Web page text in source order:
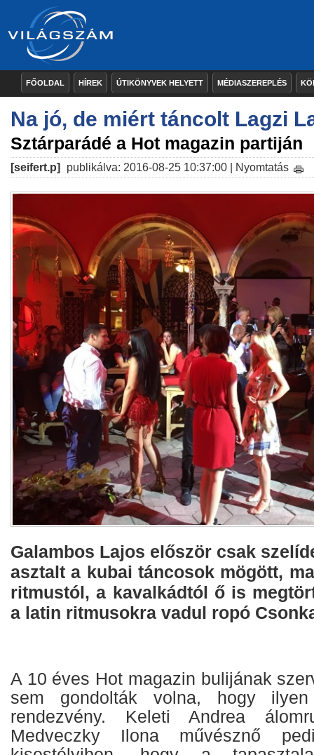
FŐOLDAL HÍREK ÚTIKÖNYVEK HELYETT MÉDIASZEREPLÉS
Na jó, de miért táncolt Lagzi
Sztárparádé a Hot magazin partiján
[seifert.p] publikálva: 2016-08-25 10:37:00 | Nyomtatás
Galambos Lajos először csak
asztalt a kubai táncosok mögött,
ritmustól, a kavalkádtól ő is
a latin ritmusokra vadul ropó
A 10 éves Hot magazin bulijának
sem gondolták volna, hogy
rendezvény. Keleti Andrea
Medveczky Ilona művésznő